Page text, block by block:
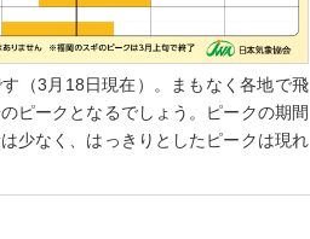
（3月18日現在）。まもなく各地で飛
ピークとなるでしょう。ピークの期間
少なく、はっきりとしたピークは現れ